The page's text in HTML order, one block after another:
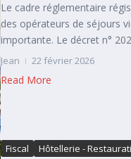
Le cadre réglementaire
des opérateurs de séjours
importante. Le décret n°
Jean 22 février 2026
Read More
Fiscal Hôtellerie -